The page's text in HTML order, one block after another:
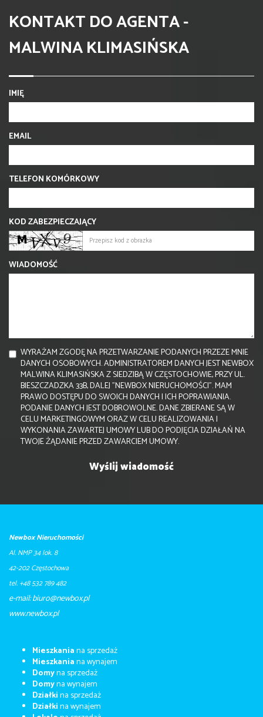
KONTAKT DO AGENTA -
MALWINA KLIMASIŃSKA
IMIĘ
EMAIL
TELEFON KOMÓRKOWY
KOD ZABEZPIECZAJĄCY
WIADOMOŚĆ
WYRAŻAM ZGODĘ NA PRZETWARZANIE PODANYCH PRZEZE MNIE
DANYCH OSOBOWYCH. ADMINISTRATOREM DANYCH JEST NEWBOX
MALWINA KLIMASIŃSKA Z SIEDZIBĄ W CZĘSTOCHOWIE, PRZY UL.
BIESZCZADZKA 33B, DALEJ "NEWBOX NIERUCHOMOŚCI". MAM
PRAWO DOSTĘPU DO SWOICH DANYCH I ICH POPRAWIANIA.
PODANIE DANYCH JEST DOBROWOLNE. DANE ZBIERANE SĄ W
CELU MARKETINGOWYM ORAZ W CELU REALIZOWANIA I
WYKONANIA ZAWARTEJ UMOWY LUB DO PODJĘCIA DZIAŁAŃ NA
TWOJE ŻĄDANIE PRZED ZAWARCIEM UMOWY.
Newbox Nieruchomości
Al. NMP 34 lok. 8
42-202 Częstochowa
tel. +48 532 789 482
e-mail: biuro@newbox.pl
​​​​​www.newbox.pl
Mieszkaniana sprzedaż
Mieszkaniana wynajem
Domyna sprzedaż
Domyna wynajem
Działkina sprzedaż
Działkina wynajem